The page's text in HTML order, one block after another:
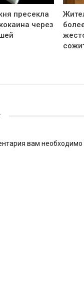
пресекла
через
вам необходимо